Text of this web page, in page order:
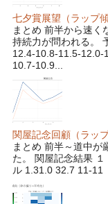
七夕賞展望（ラップ
まとめ 前半から速く
持続力が問われる。
12.4-10.8-11.5-
10.7-10.9...
関屋記念回顧（ラッ
まとめ 前半～道中が
た。 関屋記念結果
ル 1.31.0 32.7 11-11